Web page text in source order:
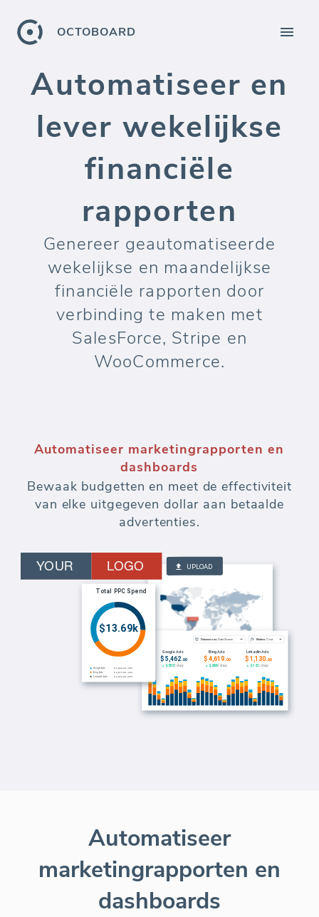
OCTOBOARD
Automatiseer en
lever wekelijkse
financiële
rapporten
Genereer geautomatiseerde
wekelijkse en maandelijkse
financiële rapporten door
verbinding te maken met
SalesForce, Stripe en
WooCommerce.
Automatiseer marketingrapporten en
dashboards
Bewaak budgetten en meet de effectiviteit
van elke uitgegeven dollar aan betaalde
advertenties.
Automatiseer
marketingrapporten en
dashboards